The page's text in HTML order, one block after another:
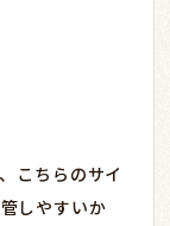
こちらのサイ
しやすいか